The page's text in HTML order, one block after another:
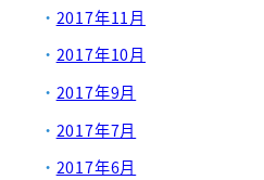
2017年11月
2017年10月
2017年9月
2017年7月
2017年6月